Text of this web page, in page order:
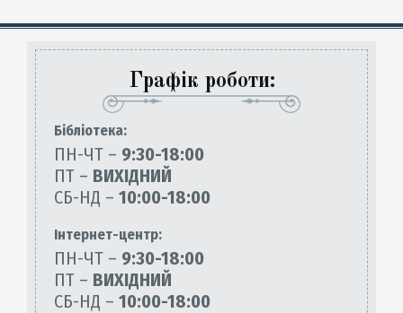
Графік роботи:
Бiблiотека:
ПН-ЧТ – 9:30-18:00
ПТ – ВИХІДНИЙ
СБ-НД – 10:00-18:00
Інтернет-центр:
ПН-ЧТ – 9:30-18:00
ПТ – ВИХІДНИЙ
СБ-НД – 10:00-18:00